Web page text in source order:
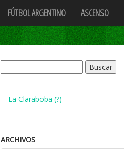
FÚTBOL ARGENTINO ASCENSO
La Claraboba (?)
ARCHIVOS